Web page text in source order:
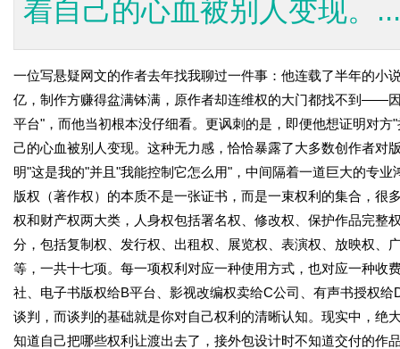
着自己的心血被别人变现。...
一位写悬疑网文的作者去年找我聊过一件事：他连载了半年的小
亿，制作方赚得盆满钵满，原作者却连维权的大门都找不到 ——因
平台"，而他当初根本没仔细看。更讽刺的是，即便他想证明对
己的心血被别人变现。这种无力感，恰恰暴露了大多数创作者对
明"这是我的"并且"我能控制它怎么用"，中间隔着一道巨大的专业
版权（著作权）的本质不是一张证书，而是一束权利的集合，很
权和财产权两大类，人身权包括署名权、修改权、保护作品完
分，包括复制权、发行权、出租权、展览权、表演权、放映权、
等，一共十七项。每一项权利对应一种使用方式，也对应一种收
社、电子书版权给B平台、影视改编权卖给C公司、有声书授权
谈判，而谈判的基础就是你对自己权利的清晰认知。现实中，绝
知道自己把哪些权利让渡出去了，接外包设计时不知道交付的作